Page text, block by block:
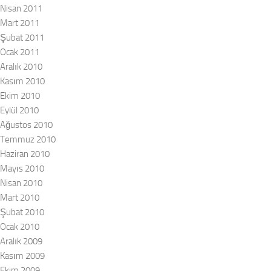
Nisan 2011
Mart 2011
Şubat 2011
Ocak 2011
Aralık 2010
Kasım 2010
Ekim 2010
Eylül 2010
Ağustos 2010
Temmuz 2010
Haziran 2010
Mayıs 2010
Nisan 2010
Mart 2010
Şubat 2010
Ocak 2010
Aralık 2009
Kasım 2009